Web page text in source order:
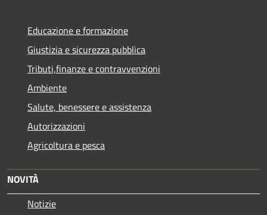
Educazione e formazione
Giustizia e sicurezza pubblica
Tributi,finanze e contravvenzioni
Ambiente
Salute, benessere e assistenza
Autorizzazioni
Agricoltura e pesca
NOVITÀ
Notizie